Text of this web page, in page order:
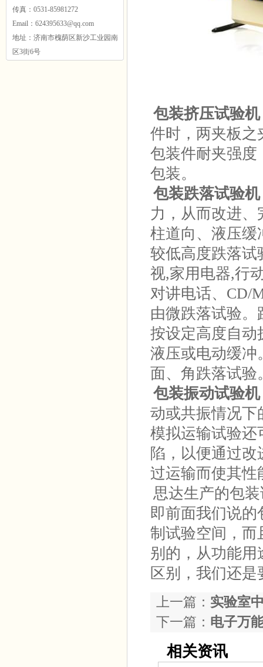
传真：0531-85981272
Email：624395633@qq.com
地址：济南市槐荫区新沙工业园南
区3街6号
包装挤压试验机
件时，两夹板之
包装件耐夹强度
包装。
包装跌落试验机
力，从而改进
柱道向、液压缓
较低高度跌落试
视,家用电器,行
对讲电话、CD/
由微跌落试验
按设定高度自动
液压或电动缓冲
面、角跌落试验
包装振动试验机
动或共振情况下
模拟运输试验还
陷，以便通过
过运输而使其性
思达生产的包
即前面我们说
制试验空间，而
别的，从功能
区别，我们还
上一篇： 实验室
下一篇： 电子万
相关资讯